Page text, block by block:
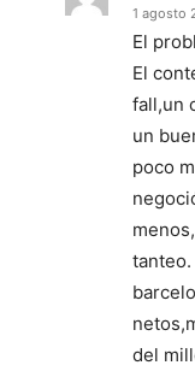
1 agosto
El
El
fall,un
un
poco
del